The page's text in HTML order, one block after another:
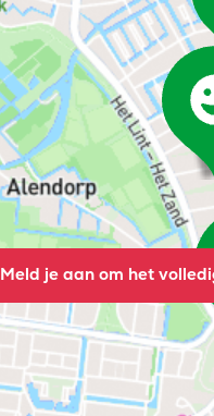
Meld je aan om het